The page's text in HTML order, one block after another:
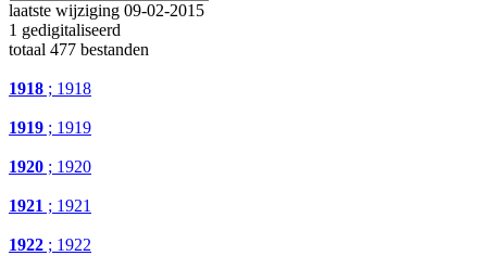
laatste wijziging 09-02-2015
1 gedigitaliseerd
totaal 477 bestanden
1918 ; 1918
1919 ; 1919
1920 ; 1920
1921 ; 1921
1922 ; 1922